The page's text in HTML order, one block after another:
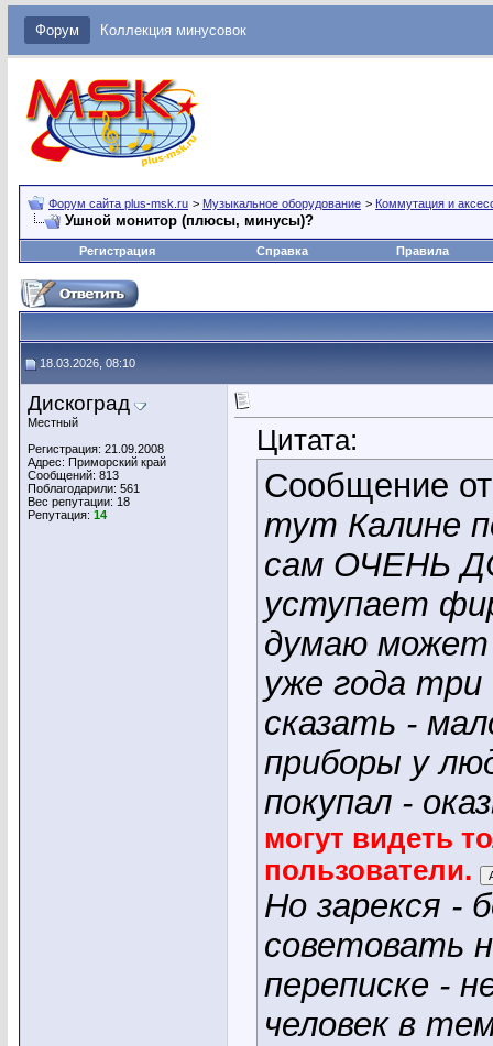
Форум Коллекция минусовок
Форум сайта plus-msk.ru > Музыкальное оборудование > Коммутация и
Ушной монитор (плюсы, минусы)?
Регистрация Справка Правила
18.03.2026, 08:10
Дискоград
Местный
Регистрация: 21.09.2008
Адрес: Приморский край
Сообщений: 813
Поблагодарили: 561
Вес репутации: 18
Репутация: 14
Цитата:
Сообщение
тут Калине
сам ОЧЕНЬ
уступает
думаю может
уже года три
сказать -
приборы у
покупал -
могут видеть
пользователи.
Но зарекся -
советовать
переписке -
человек в